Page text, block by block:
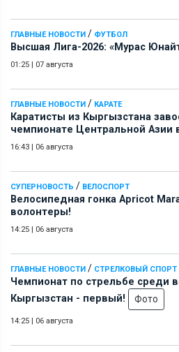
ГЛАВНЫЕ НОВОСТИ / ФУТБОЛ
Высшая Лига-2026: «Мурас
01:25 | 07 августа
ГЛАВНЫЕ НОВОСТИ / КАРАТЕ
Каратисты из Кыргызстана
чемпионате Центральной Азии
16:43 | 06 августа
СУПЕРНОВОСТЬ / ВЕЛОСПОРТ
Велосипедная гонка Apricot
волонтеры!
14:25 | 06 августа
ГЛАВНЫЕ НОВОСТИ / СТРЕЛКОВЫЙ СПОРТ
Чемпионат по стрельбе среди
Кыргызстан - первый!
Фото
14:25 | 06 августа